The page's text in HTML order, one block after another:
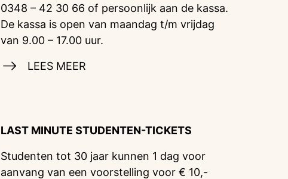
0348 – 42 30 66 of persoonlijk aan de kassa.
De kassa is open van maandag t/m vrijdag
van 9.00 – 17.00 uur.
LEES MEER
LAST MINUTE STUDENTEN-TICKETS
Studenten tot 30 jaar kunnen 1 dag voor
aanvang van een voorstelling voor € 10,-